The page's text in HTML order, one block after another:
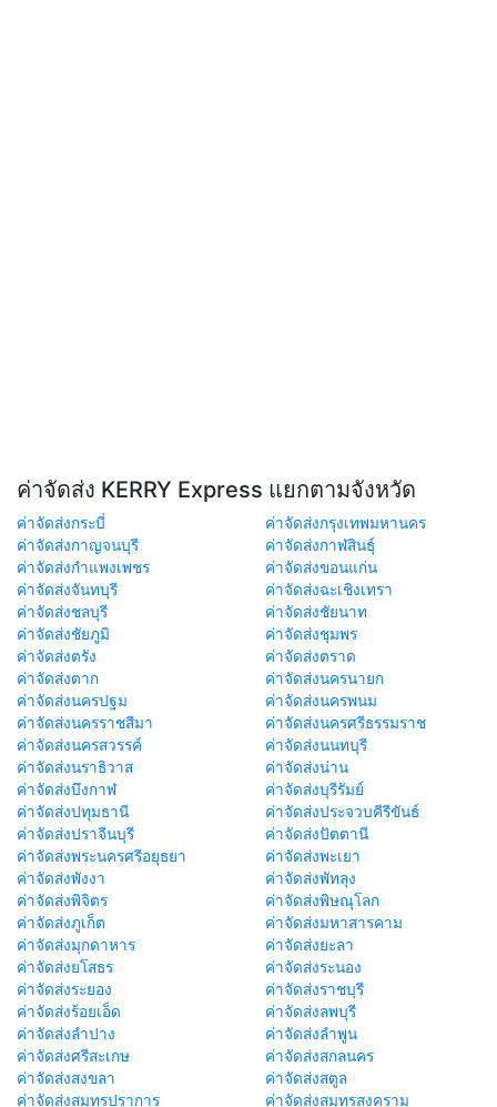
ค่าจัดส่ง KERRY Express แยกตามจังหวัด
ค่าจัดส่งกระบี่
ค่าจัดส่งกรุงเทพมหานคร
ค่าจัดส่งกาญจนบุรี
ค่าจัดส่งกาฬสินธุ์
ค่าจัดส่งกำแพงเพชร
ค่าจัดส่งขอนแก่น
ค่าจัดส่งจันทบุรี
ค่าจัดส่งฉะเชิงเทรา
ค่าจัดส่งชลบุรี
ค่าจัดส่งชัยนาท
ค่าจัดส่งชัยภูมิ
ค่าจัดส่งชุมพร
ค่าจัดส่งตรัง
ค่าจัดส่งตราด
ค่าจัดส่งตาก
ค่าจัดส่งนครนายก
ค่าจัดส่งนครปฐม
ค่าจัดส่งนครพนม
ค่าจัดส่งนครราชสีมา
ค่าจัดส่งนครศรีธรรมราช
ค่าจัดส่งนครสวรรค์
ค่าจัดส่งนนทบุรี
ค่าจัดส่งนราธิวาส
ค่าจัดส่งน่าน
ค่าจัดส่งบึงกาฬ
ค่าจัดส่งบุรีรัมย์
ค่าจัดส่งปทุมธานี
ค่าจัดส่งประจวบคีรีขันธ์
ค่าจัดส่งปราจีนบุรี
ค่าจัดส่งปัตตานี
ค่าจัดส่งพระนครศรีอยุธยา
ค่าจัดส่งพะเยา
ค่าจัดส่งพังงา
ค่าจัดส่งพัทลุง
ค่าจัดส่งพิจิตร
ค่าจัดส่งพิษณุโลก
ค่าจัดส่งภูเก็ต
ค่าจัดส่งมหาสารคาม
ค่าจัดส่งมุกดาหาร
ค่าจัดส่งยะลา
ค่าจัดส่งยโสธร
ค่าจัดส่งระนอง
ค่าจัดส่งระยอง
ค่าจัดส่งราชบุรี
ค่าจัดส่งร้อยเอ็ด
ค่าจัดส่งลพบุรี
ค่าจัดส่งลำปาง
ค่าจัดส่งลำพูน
ค่าจัดส่งศรีสะเกษ
ค่าจัดส่งสกลนคร
ค่าจัดส่งสงขลา
ค่าจัดส่งสตูล
ค่าจัดส่งสมุทรปราการ
ค่าจัดส่งสมุทรสงคราม